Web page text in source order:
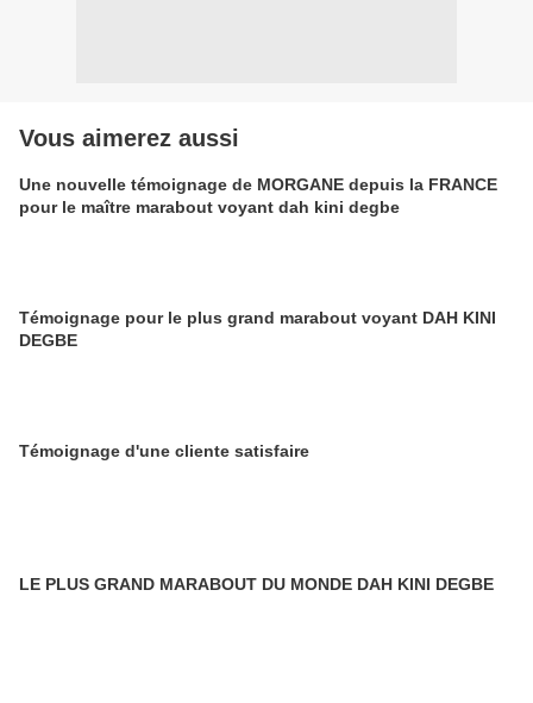
Vous aimerez aussi
Une nouvelle témoignage de MORGANE depuis la FRANCE
pour le maître marabout voyant dah kini degbe
Témoignage pour le plus grand marabout voyant DAH KINI
DEGBE
Témoignage d'une cliente satisfaire
LE PLUS GRAND MARABOUT DU MONDE DAH KINI DEGBE